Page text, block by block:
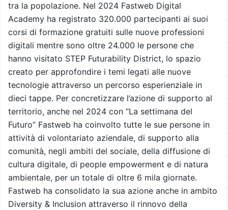
tra la popolazione. Nel 2024 Fastweb Digital
Academy ha registrato 320.000 partecipanti ai suoi
corsi di formazione gratuiti sulle nuove professioni
digitali mentre sono oltre 24.000 le persone che
hanno visitato STEP Futurability District, lo spazio
creato per approfondire i temi legati alle nuove
tecnologie attraverso un percorso esperienziale in
dieci tappe. Per concretizzare l’azione di supporto al
territorio, anche nel 2024 con “La settimana del
Futuro” Fastweb ha coinvolto tutte le sue persone in
attività di volontariato aziendale, di supporto alla
comunità, negli ambiti del sociale, della diffusione di
cultura digitale, di people empowerment e di natura
ambientale, per un totale di oltre 6 mila giornate.
Fastweb ha consolidato la sua azione anche in ambito
Diversity & Inclusion attraverso il rinnovo della